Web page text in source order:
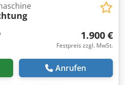
1.900 €
Festpreis zzgl. MwSt.
Anrufen